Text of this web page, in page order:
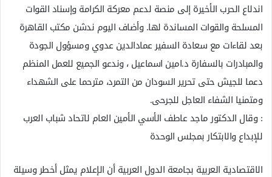
اندلاع الحرب الأخيرة إلى منصة لدعم معركة الكرامة وإسناد القوات
المسلحة والقوات المساندة لها. وأضاف اليوم ندشن مكتب القاهرة
بعد لقاءات مع سعادة السفير عمادالدين عدوي ومسؤول الجودة
والمبادرات بالسفارة د.امين اسماعيل ، وندعو الجميع للعمل المنظم
دعما للجيش حتى تحرير السودان من التمرد، مترحما على الشهداء
ومتمنيا الشفاء العاجل للجرحى.
: وقال الدكتور ماجد عاطف الأسي الأمين العام لاتحاد شباب العرب
للإبداع والابتكار بمجلس الوحدة
الاقتصادية العربية بجامعة الدول العربية أن الإعلام يمثل أخطر وسيلة